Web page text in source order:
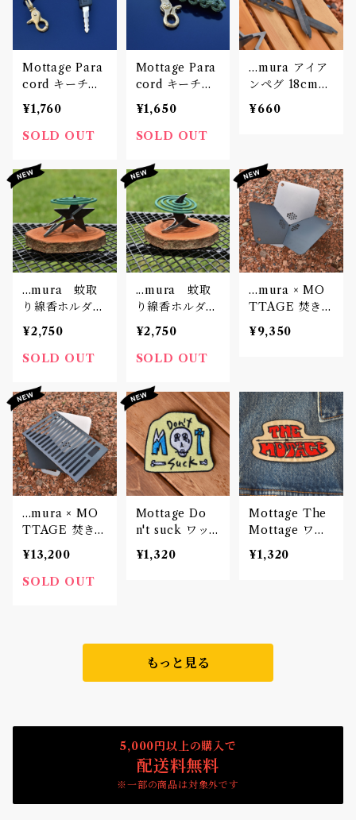
Mottage Para
cord キーチェ
ーン 002
¥1,760
SOLD OUT
Mottage Para
cord キーチェ
ーン 001
¥1,650
SOLD OUT
...mura アイア
ンペグ 18cm
一本
¥660
...mura 蚊取
り線香ホルダ
ー Star
¥2,750
SOLD OUT
...mura 蚊取
り線香ホルダ
ー Moon
¥2,750
SOLD OUT
...mura × MO
TTAGE 焚き火
台 Type.1
¥9,350
...mura × MO
TTAGE 焚き火
台 Type.1 ゴト
クセット
¥13,200
SOLD OUT
Mottage Do
n't suck ワッ
ペン 刺繍 Patc
h
¥1,320
Mottage The
Mottage ワッ
ペン 刺繍 Patc
h
¥1,320
もっと見る
5,000円以上の購入で
配送料無料
※一部の商品は対象外です